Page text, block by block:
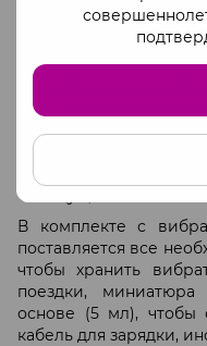
эргономичная
удобного
до двух часов
времени хватит
режимами и
полная
стимуляцию в
В комплекте с
поставляется все
чтобы хранить
поездки,
основе (5 мл), чтобы
кабель для зарядки,